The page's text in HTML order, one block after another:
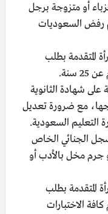
أو متزوجة برجل
رفض السعوديات
المتقدمة بطلب
سنة.
شهادة الثانوية
مع ضرورة تعديل
التعليم السعودية.
الجنائي الخاص
أو جرم مخل بالأدب أو
المتقدمة بطلب
الاختبارات